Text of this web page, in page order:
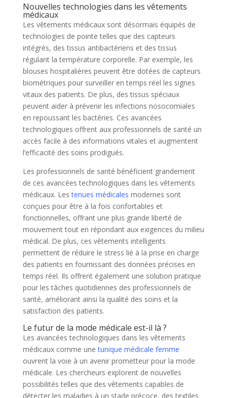
Nouvelles technologies dans les vêtements
médicaux
Les vêtements médicaux sont désormais équipés de
technologies de pointe telles que des capteurs
intégrés, des tissus antibactériens et des tissus
régulant la température corporelle. Par exemple, les
blouses hospitalières peuvent être dotées de capteurs
biométriques pour surveiller en temps réel les signes
vitaux des patients. De plus, des tissus spéciaux
peuvent aider à prévenir les infections nosocomiales
en repoussant les bactéries. Ces avancées
technologiques offrent aux professionnels de santé un
accès facile à des informations vitales et augmentent
l’efficacité des soins prodigués.
Les professionnels de santé bénéficient grandement
de ces avancées technologiques dans les vêtements
médicaux. Lestenues médicales modernes sont
conçues pour être à la fois confortables et
fonctionnelles, offrant une plus grande liberté de
mouvement tout en répondant aux exigences du milieu
médical. De plus, ces vêtements intelligents
permettent de réduire le stress lié à la prise en charge
des patients en fournissant des données précises en
temps réel. Ils offrent également une solution pratique
pour les tâches quotidiennes des professionnels de
santé, améliorant ainsi la qualité des soins et la
satisfaction des patients.
Le futur de la mode médicale est-il là ?
Les avancées technologiques dans les vêtements
médicaux comme unetunique médicale femme
ouvrent la voie à un avenir prometteur pour la mode
médicale. Les chercheurs explorent de nouvelles
possibilités telles que des vêtements capables de
détecter les maladies à un stade précoce, des textiles